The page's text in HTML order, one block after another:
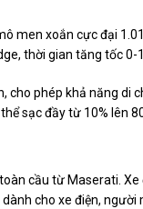
men xoắn cực đại
thời gian tăng tốc 0-
cho phép khả năng di
sạc đầy từ 10% lên
cầu từ Maserati. Xe
cho xe điện, người